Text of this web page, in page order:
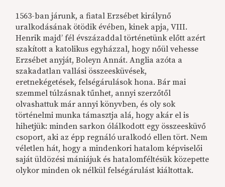
1563-ban járunk, a fiatal Erzsébet királynő
uralkodásának ötödik évében, kinek apja, VIII.
Henrik majd’ fél évszázaddal történetünk előtt azért
szakított a katolikus egyházzal, hogy nőül vehesse
Erzsébet anyját, Boleyn Annát. Anglia azóta a
szakadatlan vallási összeesküvések,
eretnekégetések, felségárulások hona. Bár mai
szemmel túlzásnak tűnhet, annyi szerzőtől
olvashattuk már annyi könyvben, és oly sok
történelmi munka támasztja alá, hogy akár el is
hihetjük: minden sarkon ólálkodott egy összeesküvő
csoport, aki az épp regnáló uralkodó ellen tört. Nem
véletlen hát, hogy a mindenkori hatalom képviselői
saját üldözési mániájuk és hatalomféltésük közepette
olykor minden ok nélkül felségárulást kiáltottak.